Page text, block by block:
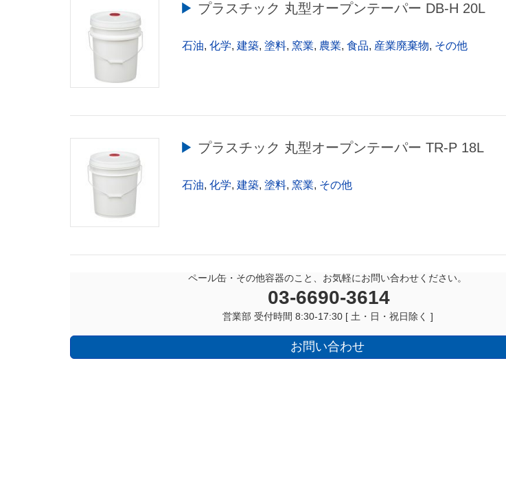
▶︎ プラスチック 丸型オープンテーパー DB-H 20L
石油, 化学, 建築, 塗料, 窯業, 農業, 食品, 産業廃棄物, その他
▶︎ プラスチック 丸型オープンテーパー TR-P 18L
石油, 化学, 建築, 塗料, 窯業, その他
ペール缶・その他容器のこと、お気軽にお問い合わせください。
03-6690-3614
営業部 受付時間 8:30-17:30 [ 土・日・祝日除く ]
お問い合わせ